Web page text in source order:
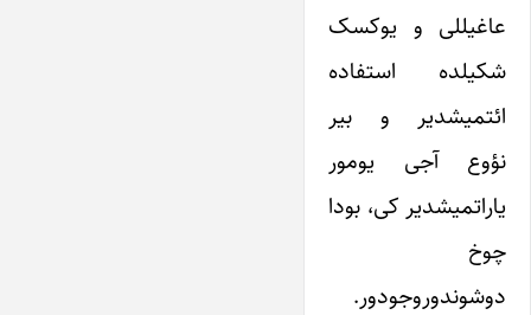
عاغیللی و یوکسک
شکیلده استفاده
ائتمیشدیر و بیر
نؤوع آجی یومور
یاراتمیشدیر کی، بودا
چوخ
دوشوندوروجودور.